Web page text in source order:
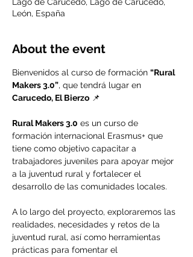
León, España
About the event
Bienvenidos al curso de formación “Rural
Makers 3.0”, que tendrá lugar en
Carucedo, El Bierzo 📌
Rural Makers 3.0 es un curso de
formación internacional Erasmus+ que
tiene como objetivo capacitar a
trabajadores juveniles para apoyar mejor
a la juventud rural y fortalecer el
desarrollo de las comunidades locales.
A lo largo del proyecto, exploraremos las
realidades, necesidades y retos de la
juventud rural, así como herramientas
prácticas para fomentar el